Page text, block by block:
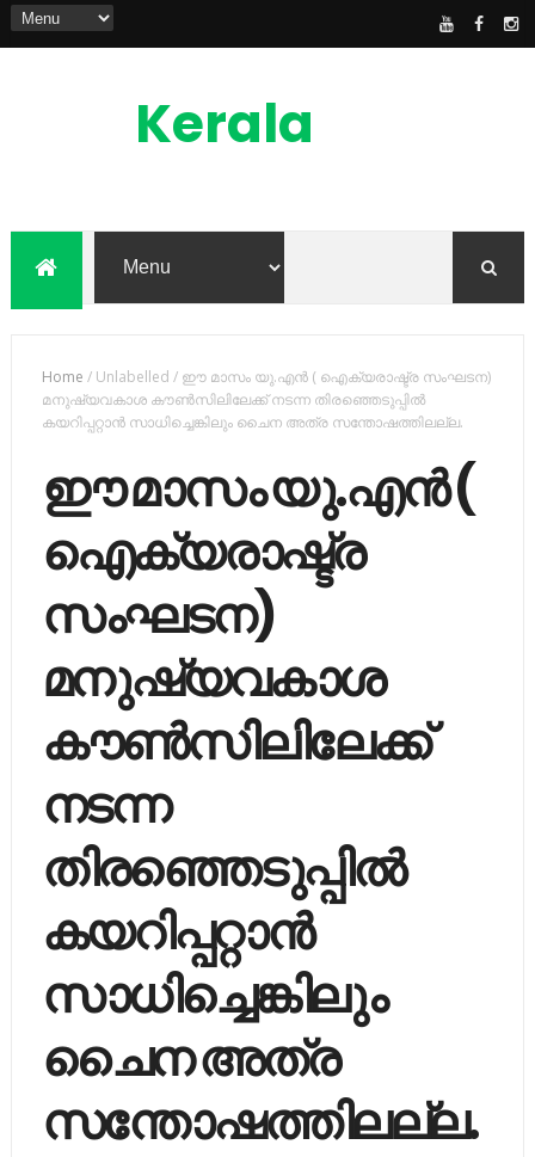
Kerala
Feed
Home /Unlabelled / ഈ മാസം യു.എന്‍ ( ഐക്യരാഷ്ട്ര സംഘടന)
മനുഷ്യവകാശ കൗണ്‍സിലിലേക്ക് നടന്ന തിരഞ്ഞെടുപ്പില്‍
കയറിപ്പറ്റാന്‍ സാധിച്ചെങ്കിലും ചൈന അത്ര സന്തോഷത്തിലല്ല.
ഈ മാസം യു.എന്‍ (
ഐക്യരാഷ്ട്ര
സംഘടന)
മനുഷ്യവകാശ
കൗണ്‍സിലിലേക്ക്
നടന്ന
തിരഞ്ഞെടുപ്പില്‍
കയറിപ്പറ്റാന്‍
സാധിച്ചെങ്കിലും
ചൈന അത്ര
സന്തോഷത്തിലല്ല.